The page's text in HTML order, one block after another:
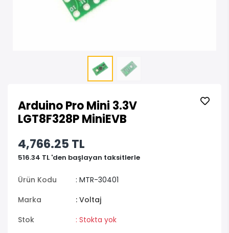
Arduino Pro Mini 3.3V
LGT8F328P MiniEVB
4,766.25 TL
516.34 TL 'den başlayan taksitlerle
Ürün Kodu
: MTR-30401
Marka
: Voltaj
Stok
: Stokta yok